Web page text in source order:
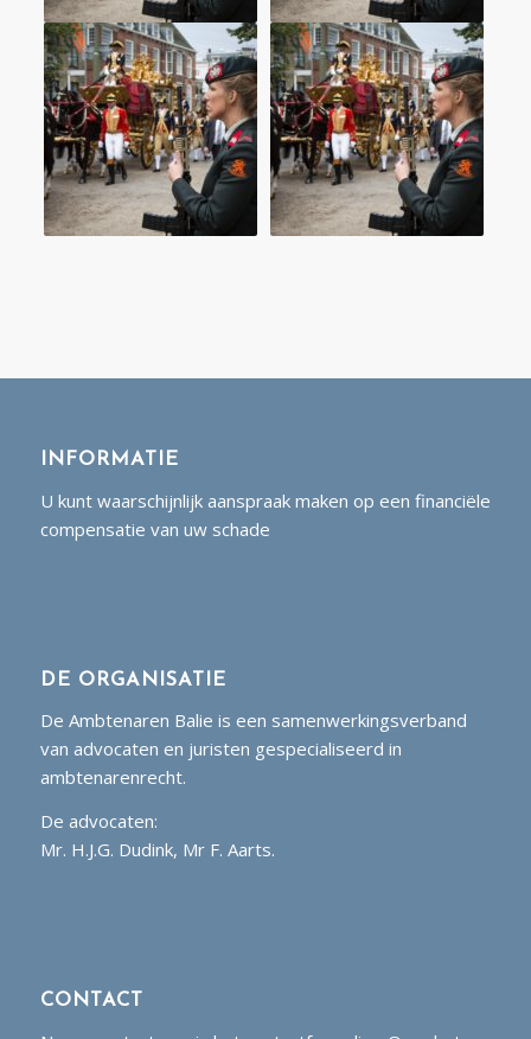
INFORMATIE
U kunt waarschijnlijk aanspraak maken op een financiële
compensatie van uw schade
DE ORGANISATIE
De Ambtenaren Balie is een samenwerkingsverband
van advocaten en juristen gespecialiseerd in
ambtenarenrecht.
De advocaten:
Mr. H.J.G. Dudink, Mr F. Aarts.
CONTACT